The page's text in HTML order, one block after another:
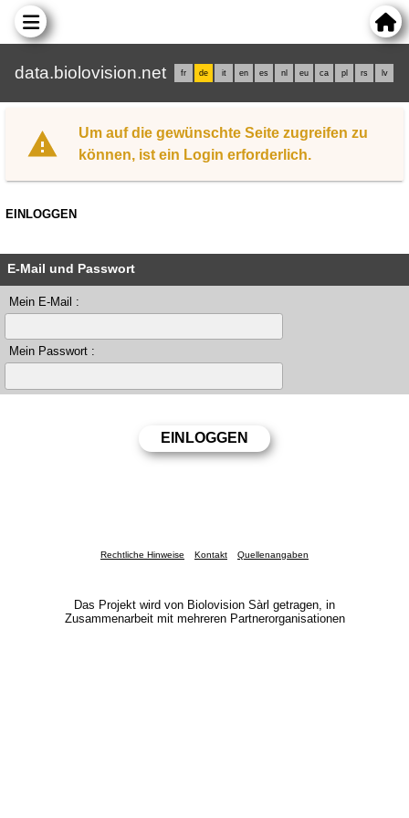
data.biolovision.net fr de it en es nl eu ca pl rs lv
Um auf die gewünschte Seite zugreifen zu
können, ist ein Login erforderlich.
EINLOGGEN
E-Mail und Passwort
Mein E-Mail :
Mein Passwort :
Rechtliche Hinweise Kontakt Quellenangaben
Das Projekt wird von Biolovision Sàrl getragen, in
Zusammenarbeit mit mehreren Partnerorganisationen